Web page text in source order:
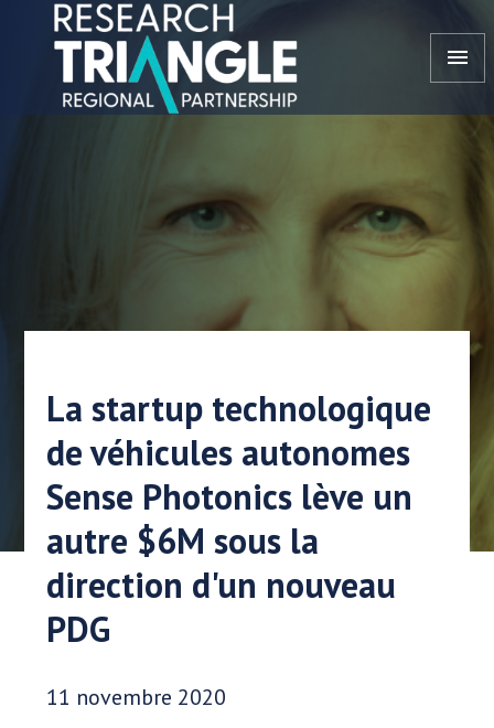
Aller au contenu
menu
La startup technologique
de véhicules autonomes
Sense Photonics lève un
autre $6M sous la
direction d'un nouveau
PDG
Date publiée:
11 novembre 2020